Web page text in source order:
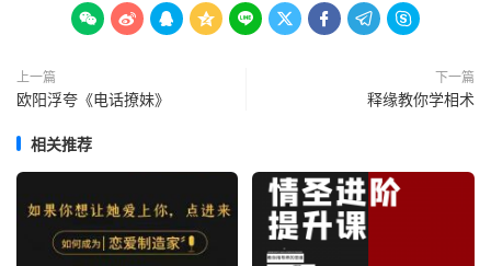
        
上一篇
欧阳浮夸《电话撩妹》
下一篇
释缘教你学相术
相关推荐